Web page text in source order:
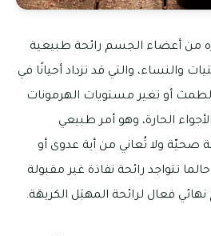
من أعضاء الجسم رائحة طبيعية
والنساء، والتي قد تزداد أحيانًا في
أو تغير مستويات الهرمونات
الأجواء الحارة، وهو أمر طبيعي
صحيّة ولا تُعاني من أية عدوى أو
تتواجد رائحة نفاذة غير مقبولة
فعال لرائحة المهبَل الكريهَة.